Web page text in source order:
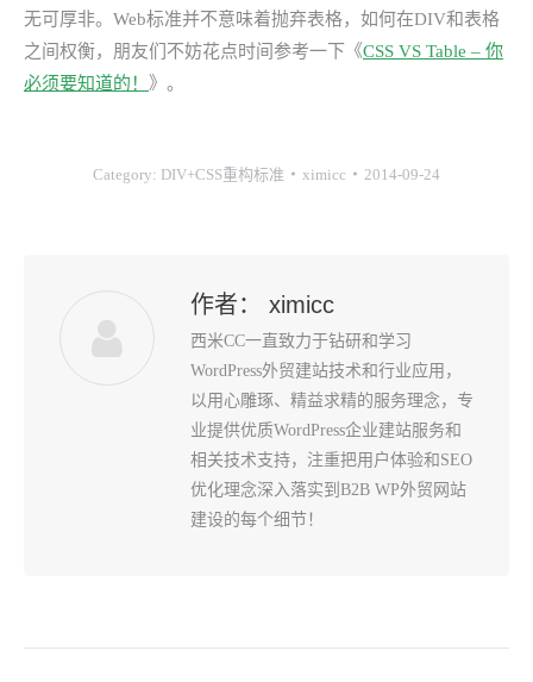
无可厚非。Web标准并不意味着抛弃表格，如何在DIV和表格
之间权衡，朋友们不妨花点时间参考一下《CSS VS Table – 你
必须要知道的！ 》。
Category: DIV+CSS重构标准 ximicc 2014-09-24
作者： ximicc
西米CC一直致力于钻研和学习
WordPress外贸建站技术和行业应用，
以用心雕琢、精益求精的服务理念，专
业提供优质WordPress企业建站服务和
相关技术支持，注重把用户体验和SEO
优化理念深入落实到B2B WP外贸网站
建设的每个细节！